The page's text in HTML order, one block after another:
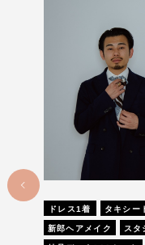
ドレス1着 タキシー
新郎ヘアメイク スタ